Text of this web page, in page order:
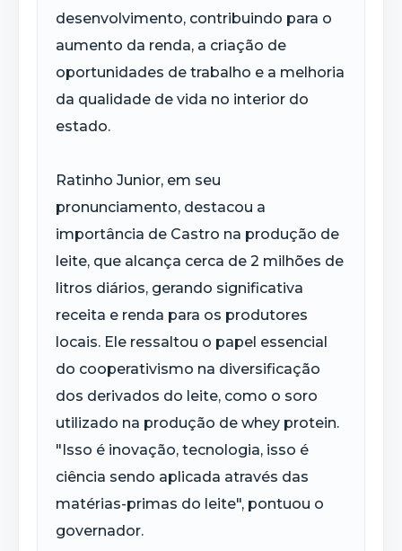
desenvolvimento, contribuindo para o
aumento da renda, a criação de
oportunidades de trabalho e a melhoria
da qualidade de vida no interior do
estado.
Ratinho Junior, em seu
pronunciamento, destacou a
importância de Castro na produção de
leite, que alcança cerca de 2 milhões de
litros diários, gerando significativa
receita e renda para os produtores
locais. Ele ressaltou o papel essencial
do cooperativismo na diversificação
dos derivados do leite, como o soro
utilizado na produção de whey protein.
"Isso é inovação, tecnologia, isso é
ciência sendo aplicada através das
matérias-primas do leite", pontuou o
governador.